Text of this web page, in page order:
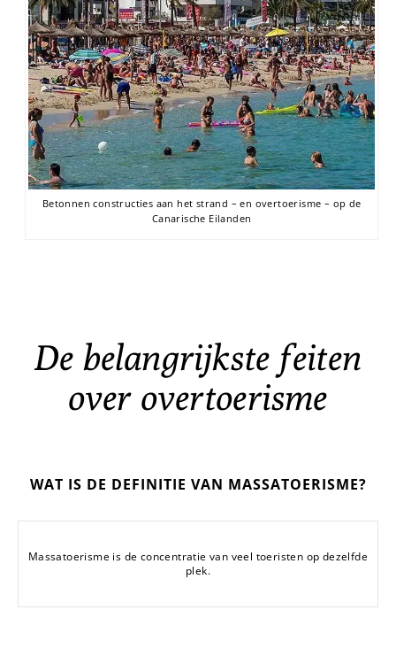
Betonnen constructies aan het strand – en overtoerisme – op de
Canarische Eilanden
De belangrijkste feiten
over overtoerisme
WAT IS DE DEFINITIE VAN MASSATOERISME?
Massatoerisme is de concentratie van veel toeristen op dezelfde
plek.